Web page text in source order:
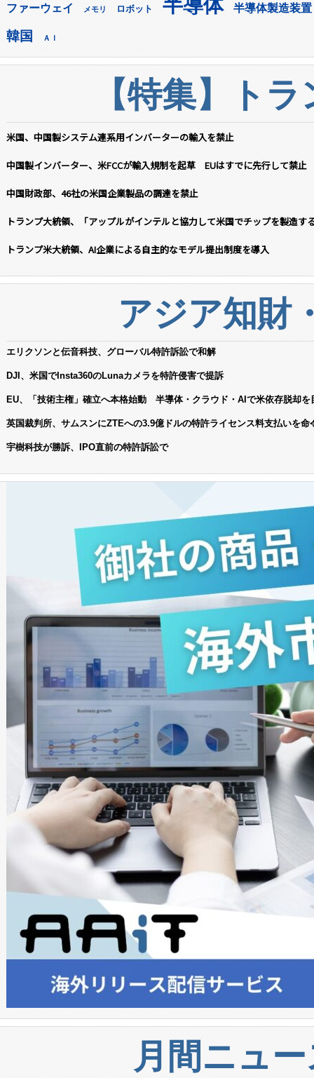
ファーウェイ メモリ ロボット 半導体 半導体製造装置
韓国 ＡＩ
【特集】ト
米国、中国製システム連系用インバーターの輸入を禁止
中国製インバーター、米FCCが輸入規制を起草 EUはすでに先行して禁止
中国財政部、46社の米国企業製品の調達を禁止
トランプ大統領、「アップルがインテルと協力して米国でチップを製造す
トランプ米大統領、AI企業による自主的なモデル提出制度を導入
アジア知財
エリクソンと伝音科技、グローバル特許訴訟で和解
DJI、米国でInsta360のLunaカメラを特許侵害で提訴
EU、「技術主権」確立へ本格始動 半導体・クラウド・AIで米依存脱却を
英国裁判所、サムスンにZTEへの3.9億ドルの特許ライセンス料支払いを命
宇樹科技が勝訴、IPO直前の特許訴訟で
月間ニュ